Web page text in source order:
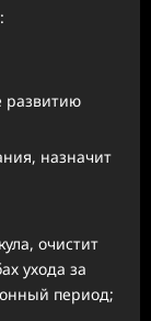
развитию
назначит
очистит
ухода за
период;